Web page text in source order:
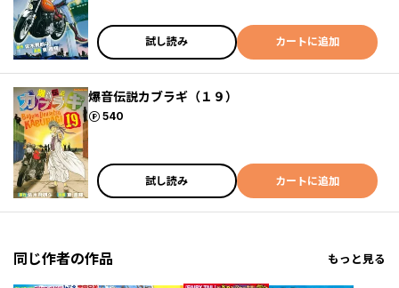
試し読み カートに追加
爆音伝説カブラギ（１９）
540
ポイント
試し読み カートに追加
同じ作者の作品 もっと見る